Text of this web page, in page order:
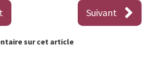
Suivant
sur cet article